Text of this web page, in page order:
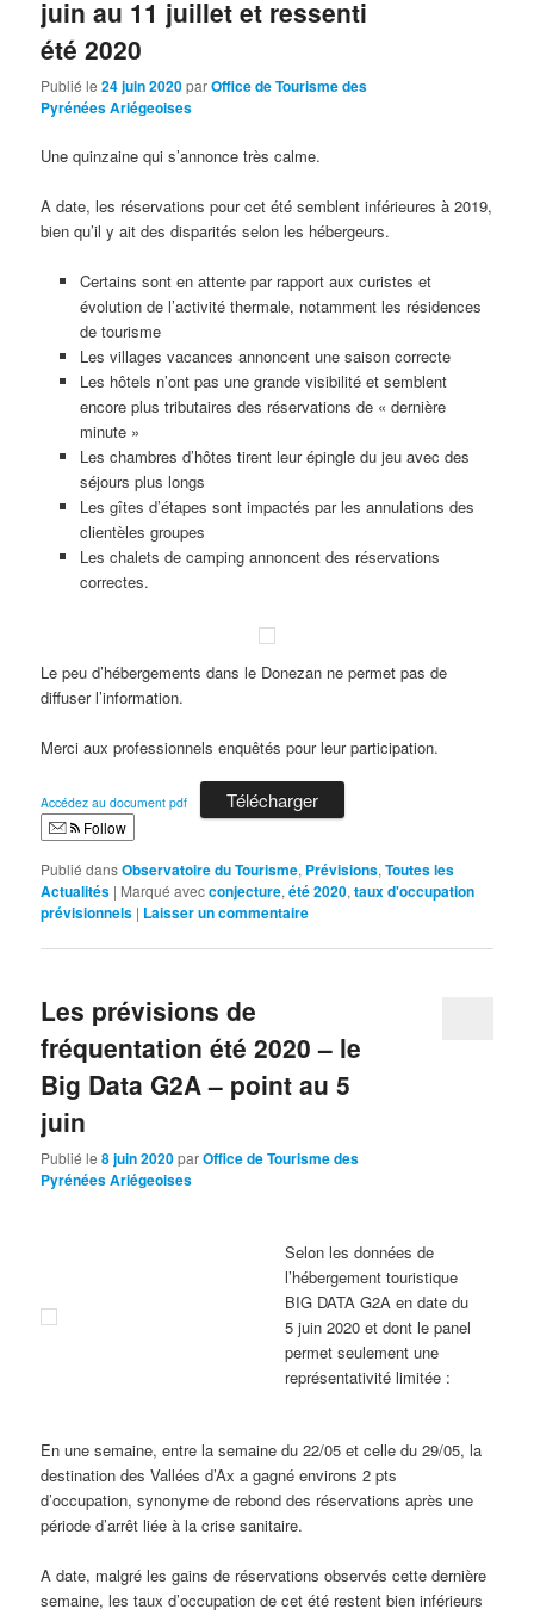
juin au 11 juillet et ressenti
été 2020
Publié le24 juin 2020parOffice de Tourisme des
Pyrénées Ariégeoises
Une quinzaine qui s’annonce très calme.
A date, les réservations pour cet été semblent inférieures à 2019,
bien qu’il y ait des disparités selon les hébergeurs.
Certains sont en attente par rapport aux curistes et
évolution de l’activité thermale, notamment les résidences
de tourisme
Les villages vacances annoncent une saison correcte
Les hôtels n’ont pas une grande visibilité et semblent
encore plus tributaires des réservations de « dernière
minute »
Les chambres d’hôtes tirent leur épingle du jeu avec des
séjours plus longs
Les gîtes d’étapes sont impactés par les annulations des
clientèles groupes
Les chalets de camping annoncent des réservations
correctes.
Le peu d’hébergements dans le Donezan ne permet pas de
diffuser l’information.
Merci aux professionnels enquêtés pour leur participation.
Accédez au document pdf Télécharger
Follow
Publié dansObservatoire du Tourisme, Prévisions,Toutes les
Actualités | Marqué avecconjecture,été 2020,taux d'occupation
prévisionnels | Laisser un commentaire
Les prévisions de
fréquentation été 2020 – le
Big Data G2A – point au 5
juin
Publié le8 juin 2020parOffice de Tourisme des
Pyrénées Ariégeoises
Selon les données de
l’hébergement touristique
BIG DATA G2A en date du
5 juin 2020 et dont le panel
permet seulement une
représentativité limitée :
En une semaine, entre la semaine du 22/05 et celle du 29/05, la
destination des Vallées d’Ax a gagné environs 2 pts
d’occupation, synonyme de rebond des réservations après une
période d’arrêt liée à la crise sanitaire.
A date, malgré les gains de réservations observés cette dernière
semaine, les taux d’occupation de cet été restent bien inférieurs